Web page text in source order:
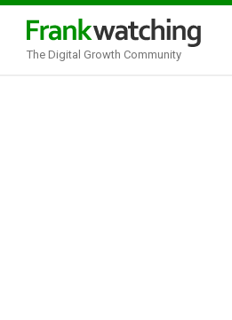
The Digital Growth Community